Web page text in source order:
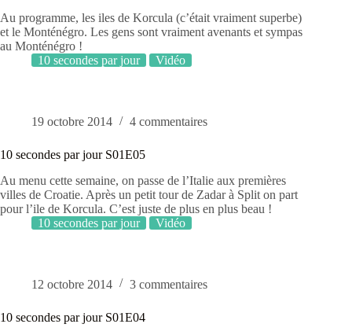
Au programme, les iles de Korcula (c’était vraiment superbe)
et le Monténégro. Les gens sont vraiment avenants et sympas
au Monténégro !
10 secondes par jour
Vidéo
19 octobre 2014 4 commentaires
10 secondes par jour S01E05
Au menu cette semaine, on passe de l’Italie aux premières
villes de Croatie. Après un petit tour de Zadar à Split on part
pour l’ile de Korcula. C’est juste de plus en plus beau !
10 secondes par jour
Vidéo
12 octobre 2014 3 commentaires
10 secondes par jour S01E04